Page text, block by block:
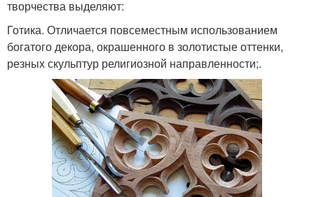
творчества выделяют:
Готика. Отличается повсеместным использованием
богатого декора, окрашенного в золотистые оттенки,
резных скульптур религиозной направленности;.